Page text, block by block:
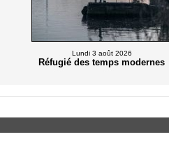
Lundi 3 août 2026
Réfugié des temps modernes